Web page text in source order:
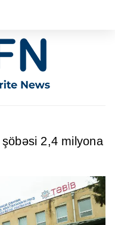
2,4 milyona